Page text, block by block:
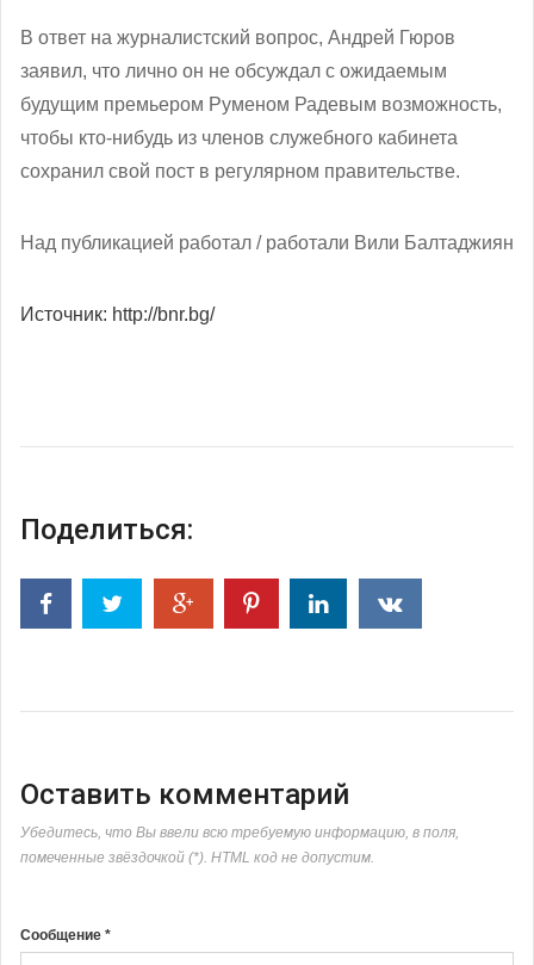
В ответ на журналистский вопрос, Андрей Гюров
заявил, что лично он не обсуждал с ожидаемым
будущим премьером Руменом Радевым возможность,
чтобы кто-нибудь из членов служебного кабинета
сохранил свой пост в регулярном правительстве.
Над публикацией работал / работали Вили Балтаджиян
Источник: http://bnr.bg/
Поделиться:
Оставить комментарий
Убедитесь, что Вы ввели всю требуемую информацию, в поля,
помеченные звёздочкой (*). HTML код не допустим.
Сообщение *